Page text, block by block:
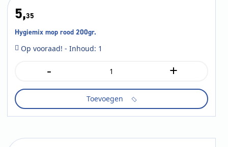
5,35
Hygiemix mop rood 200gr.
Op vooraad! - Inhoud: 1
-
Hygiemix
rood
aantal
+
Toevoegen